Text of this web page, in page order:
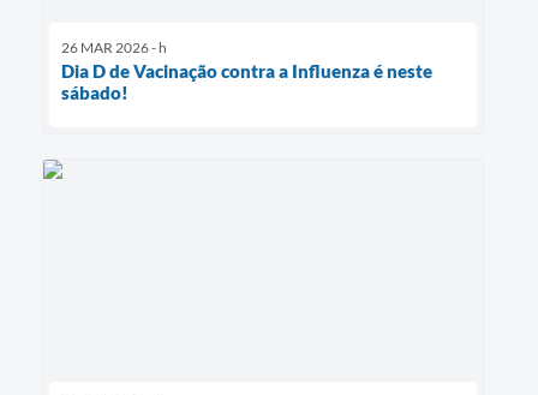
26 MAR 2026 - h
Dia D de Vacinação contra a Influenza é neste
sábado!